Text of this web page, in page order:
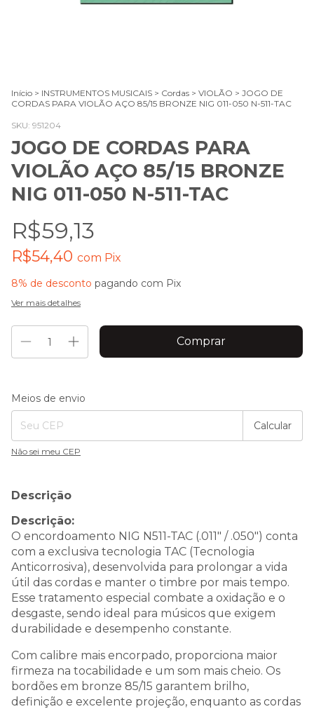
Início > INSTRUMENTOS MUSICAIS > Cordas > VIOLÃO > JOGO DE
CORDAS PARA VIOLÃO AÇO 85/15 BRONZE NIG 011-050 N-511-TAC
SKU: 951204
JOGO DE CORDAS PARA
VIOLÃO AÇO 85/15 BRONZE
NIG 011-050 N-511-TAC
R$59,13
R$54,40 com Pix
8% de desconto pagando com Pix
Ver mais detalhes
Entregas para o CEP:
Meios de envio
Calcular
Não sei meu CEP
Descrição
Descrição:
O encordoamento NIG N511-TAC (.011" / .050") conta
com a exclusiva tecnologia TAC (Tecnologia
Anticorrosiva), desenvolvida para prolongar a vida
útil das cordas e manter o timbre por mais tempo.
Esse tratamento especial combate a oxidação e o
desgaste, sendo ideal para músicos que exigem
durabilidade e desempenho constante.
Com calibre mais encorpado, proporciona maior
firmeza na tocabilidade e um som mais cheio. Os
bordões em bronze 85/15 garantem brilho,
definição e excelente projeção, enquanto as cordas